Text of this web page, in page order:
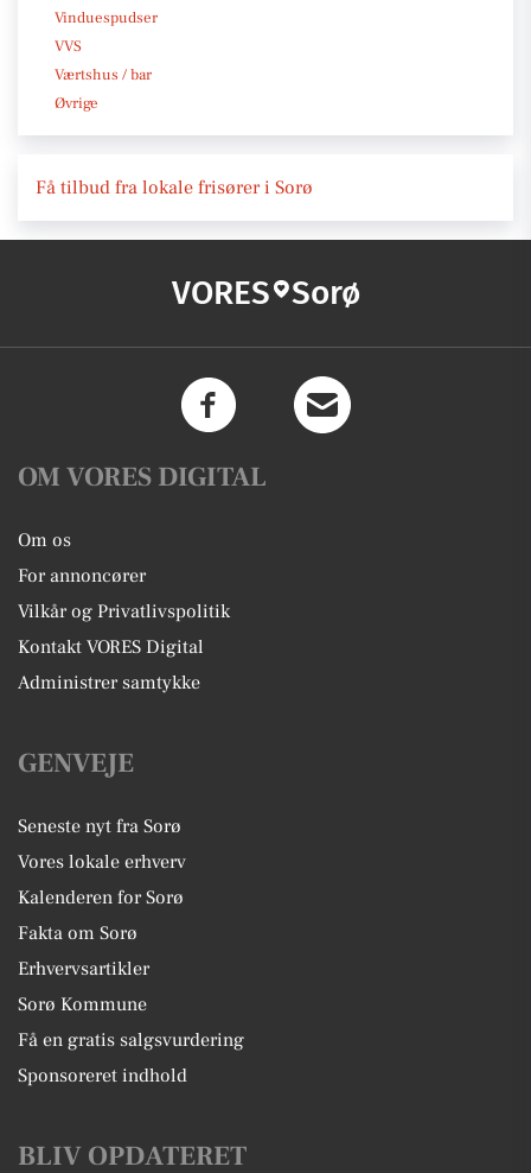
Vinduespudser
VVS
Værtshus / bar
Øvrige
Få tilbud fra lokale frisører i Sorø
VORES Sorø
OM VORES DIGITAL
Om os
For annoncører
Vilkår og Privatlivspolitik
Kontakt VORES Digital
Administrer samtykke
GENVEJE
Seneste nyt fra Sorø
Vores lokale erhverv
Kalenderen for Sorø
Fakta om Sorø
Erhvervsartikler
Sorø Kommune
Få en gratis salgsvurdering
Sponsoreret indhold
BLIV OPDATERET